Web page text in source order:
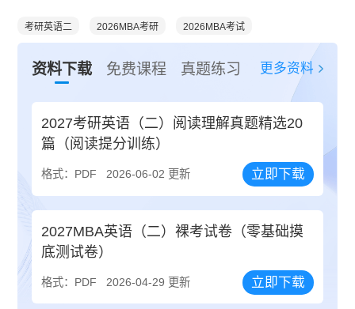
考研英语二 2026MBA考研 2026MBA考试
资料下载 免费课程 真题练习 更多资料
2027考研英语（二）阅读理解真题精选20
篇（阅读提分训练）
格式：PDF 2026-06-02 更新 立即下载
2027MBA英语（二）裸考试卷（零基础摸
底测试卷）
格式：PDF 2026-04-29 更新 立即下载